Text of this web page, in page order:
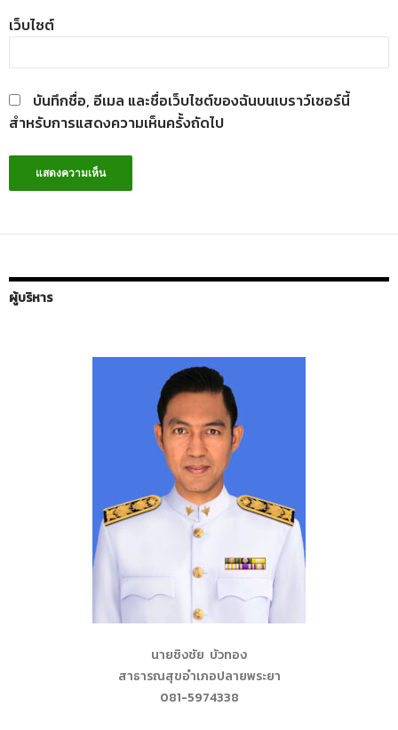
เว็บไซต์
บันทึกชื่อ, อีเมล และชื่อเว็บไซต์ของฉันบนเบราว์เซอร์นี้
สำหรับการแสดงความเห็นครั้งถัดไป
ผู้บริหาร
นายชิงชัย บัวทอง
สาธารณสุขอำเภอปลายพระยา
081-5974338